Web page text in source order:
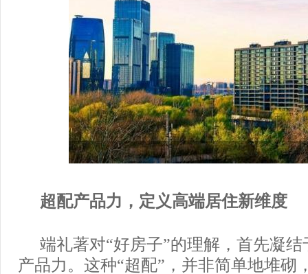
超配产品力，定义高端居住新维度
端礼著对“好房子”的理解，首先凝
产品力。这种“超配”，并非简单地堆砌